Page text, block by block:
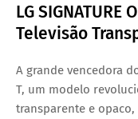
LG SIGNATURE
Televisão
A grande vencedora
T, um modelo
transparente e opaco